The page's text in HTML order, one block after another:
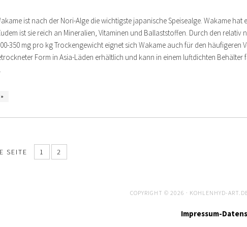
ist nach der Nori-Alge die wichtigste japanische Speisealge. Wakame hat
ist sie reich an Mineralien, Vitaminen und Ballaststoffen. Durch den relativ
350 mg pro kg Trockengewicht eignet sich Wakame auch für den häufigeren
Form in Asia-Läden erhältlich und kann in einem luftdichten Behälter
SEITE 1 2
COPYRIGHT © 2026 · KOHLENHYD-
Impressum-